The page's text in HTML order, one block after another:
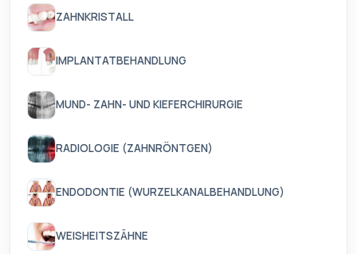
ZAHNKRISTALL
IMPLANTATBEHANDLUNG
MUND- ZAHN- UND KIEFERCHIRURGIE
RADIOLOGIE (ZAHNRÖNTGEN)
ENDODONTIE (WURZELKANALBEHANDLUNG)
WEISHEITSZÄHNE